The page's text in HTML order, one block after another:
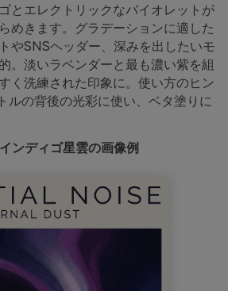
とエレクトリックなバイオレットが
めきます。グラデーションに適した
やSNSヘッダー、深みを出したいモ
。淡いラベンダーと最も濃い紫を組
く洗練された印象に。使い方のヒン
ルの背後の光彩に使い、ベタ塗りに
ンディゴ星雲の画像例